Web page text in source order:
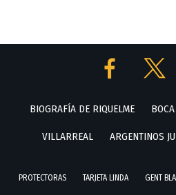
BIOGRAFÍA DE RIQUELME
VILLARREAL ARGENTINOS
PROTECTORAS TARJETA LINDA GENT